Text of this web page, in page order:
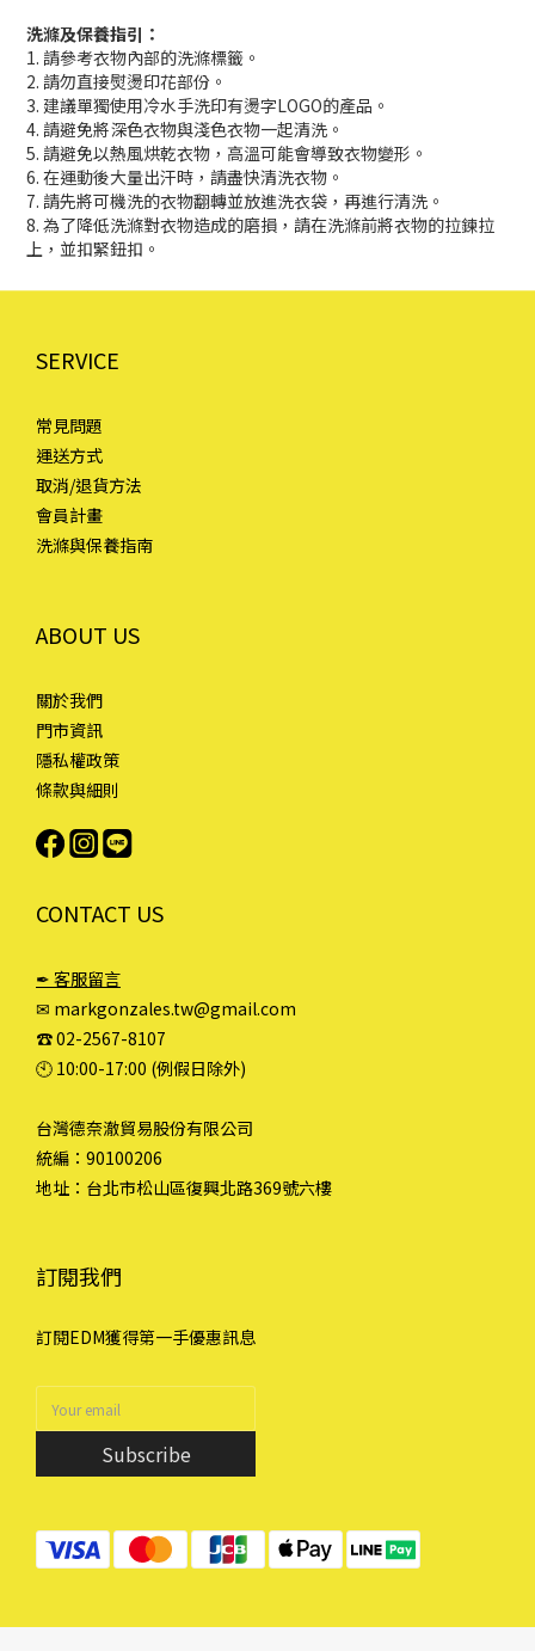
洗滌及保養指引：
1. 請參考衣物內部的洗滌標籤。
2. 請勿直接熨燙印花部份。
3. 建議單獨使用冷水手洗印有燙字LOGO的產品。
4. 請避免將深色衣物與淺色衣物一起清洗。
5. 請避免以熱風烘乾衣物，高溫可能會導致衣物變形。
6. 在運動後大量出汗時，請盡快清洗衣物。
7. 請先將可機洗的衣物翻轉並放進洗衣袋，再進行清洗。
8. 為了降低洗滌對衣物造成的磨損，請在洗滌前將衣物的拉鍊拉
上，並扣緊鈕扣。
SERVICE
常見問題
運送方式
取消/退貨方法
會員計畫
洗滌與保養指南
ABOUT US
關於我們
門市資訊
隱私權政策
條款與細則
CONTACT US
✒ 客服留言
✉ markgonzales.tw@gmail.com
☎︎ 02-2567-8107
🕙︎ 10:00-17:00 (例假日除外)
台灣德奈澈貿易股份有限公司
統編：90100206
地址：台北市松山區復興北路369號六樓
訂閱我們
訂閱EDM獲得第一手優惠訊息
Subscribe